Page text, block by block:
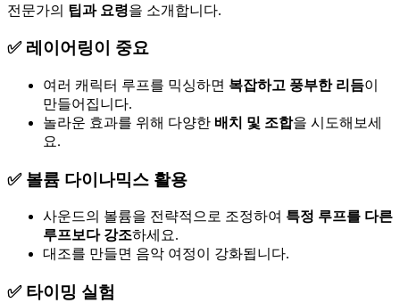
전문가의 팁과 요령을 소개합니다.
✅ 레이어링이 중요
여러 캐릭터 루프를 믹싱하면 복잡하고 풍부한 리듬이
만들어집니다.
놀라운 효과를 위해 다양한 배치 및 조합을 시도해보세
요.
✅ 볼륨 다이나믹스 활용
사운드의 볼륨을 전략적으로 조정하여 특정 루프를 다른
루프보다 강조하세요.
대조를 만들면 음악 여정이 강화됩니다.
✅ 타이밍 실험